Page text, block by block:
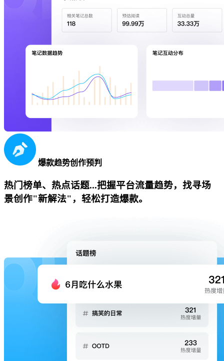
爆款趋势创作预判
热门榜单、热点话题...把握平台流量趋势，找寻场
景创作"新解法"，轻松打造爆款。